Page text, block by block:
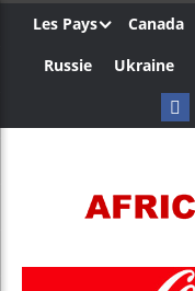
Les Pays Canada
Russie
Ukraine